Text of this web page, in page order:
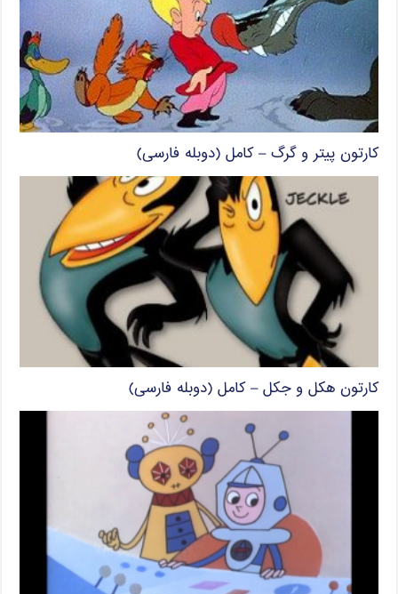
کارتون پیتر و گرگ – کامل (دوبله فارسی)
کارتون هکل و جکل – کامل (دوبله فارسی)